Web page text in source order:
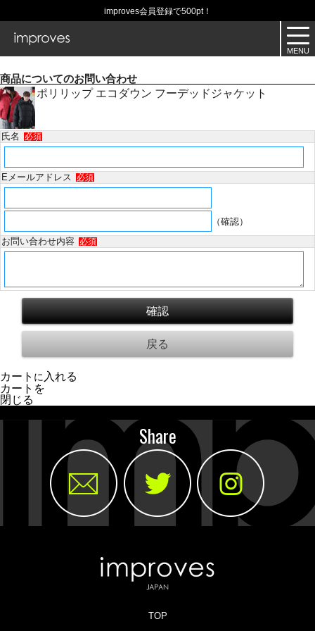
improves会員登録で500pt！
商品についてのお問い合わせ
ポリリップ エコダウン フーデッドジャケット
氏名 必須
Eメールアドレス 必須
（確認）
お問い合わせ内容
必須
カート に入れる
カートを
閉じる
Share
TOP